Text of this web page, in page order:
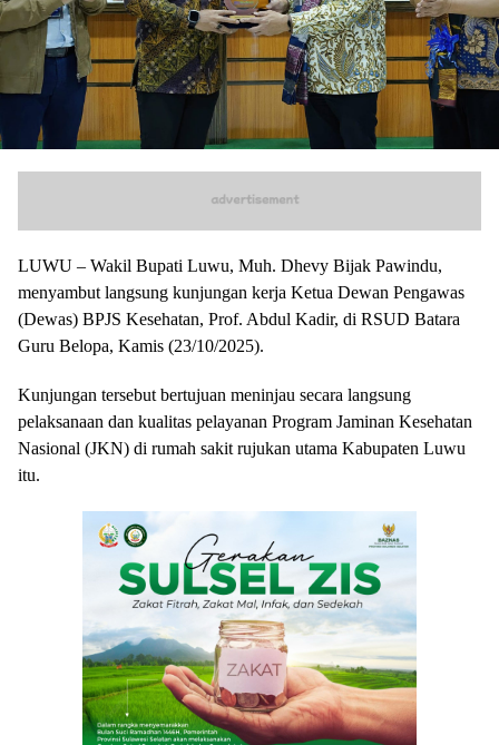
LUWU – Wakil Bupati Luwu, Muh. Dhevy Bijak Pawindu,
menyambut langsung kunjungan kerja Ketua Dewan Pengawas
(Dewas) BPJS Kesehatan, Prof. Abdul Kadir, di RSUD Batara
Guru Belopa, Kamis (23/10/2025).
Kunjungan tersebut bertujuan meninjau secara langsung
pelaksanaan dan kualitas pelayanan Program Jaminan Kesehatan
Nasional (JKN) di rumah sakit rujukan utama Kabupaten Luwu
itu.